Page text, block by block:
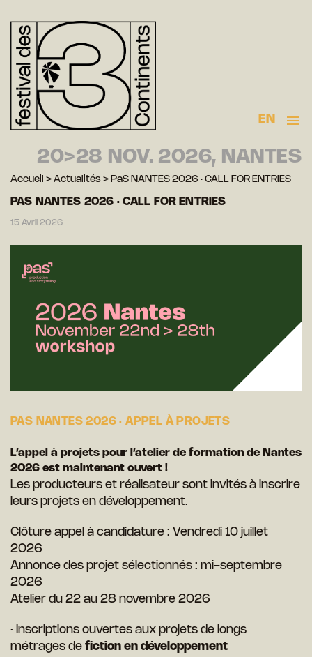
EN
20>28 NOV. 2026, NANTES
Accueil > Actualités > PaS NANTES 2026 · CALL FOR ENTRIES
PAS NANTES 2026 · CALL FOR ENTRIES
15 Avril 2026
PAS NANTES 2026 · APPEL À PROJETS
L’appel à projets pour l’atelier de formation de Nantes
2026 est maintenant ouvert !
Les producteurs et réalisateur sont invités à inscrire
leurs projets en développement.
Clôture appel à candidature : Vendredi 10 juillet
2026
Annonce des projet sélectionnés : mi-septembre
2026
Atelier du 22 au 28 novembre 2026
· Inscriptions ouvertes aux projets de longs
métrages de fiction en développement